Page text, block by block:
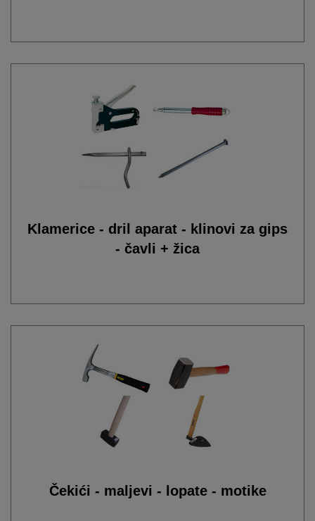
Klamerice - dril aparat - klinovi za gips
- čavli + žica
Čekići - maljevi - lopate - motike